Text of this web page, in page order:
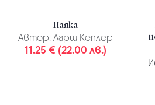
Паяка
Автор: Ларш Кеплер
11.25 € (22.00 лв.)